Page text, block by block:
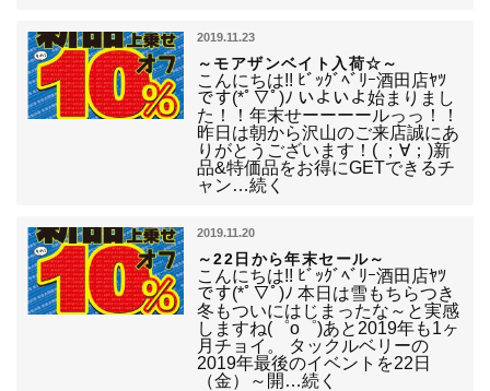
2019.11.23
～モアザンベイト入荷☆～
こんにちは!! ﾋﾞｯｸﾞﾍﾞﾘｰ酒田店ﾔﾂ
です(*ﾟ▽ﾟ)ﾉ いよいよ始まりまし
た！！年末せーーーールっっ！！
昨日は朝から沢山のご来店誠にあ
りがとうございます！( ；∀；)新
品&特価品をお得にGETできるチ
ャン…続く
2019.11.20
～22日から年末セール～
こんにちは!! ﾋﾞｯｸﾞﾍﾞﾘｰ酒田店ﾔﾂ
です(*ﾟ▽ﾟ)ﾉ 本日は雪もちらつき
冬もついにはじまったな～と実感
しますね(゜o゜)あと2019年も1ヶ
月チョイ。 タックルベリーの
2019年最後のイベントを22日
（金）～開…続く